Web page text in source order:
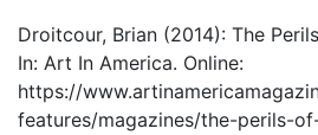
Droitcour, Brian (2014): The
In: Art In America. Online:
https://
features/magazines/the-perils-